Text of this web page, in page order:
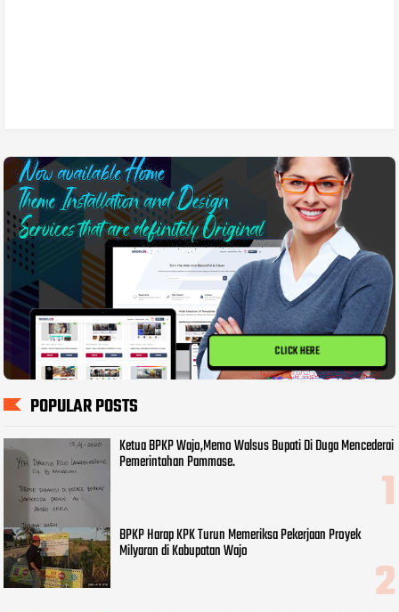
CLICK HERE
POPULAR POSTS
Ketua BPKP Wajo,Memo Walsus Bupati Di Duga Mencederai
Pemerintahan Pammase.
BPKP Harap KPK Turun Memeriksa Pekerjaan Proyek
Milyaran di Kabupatan Wajo